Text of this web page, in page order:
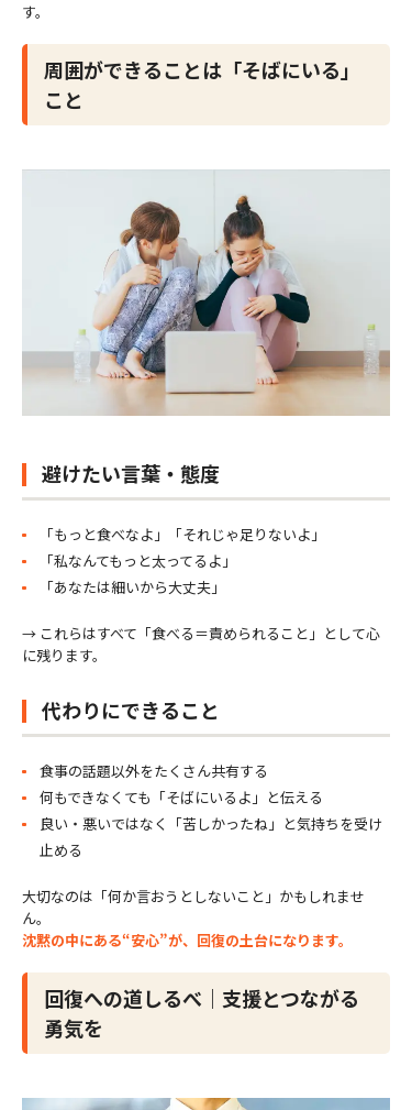
す。
周囲ができることは「そばにいる」
こと
避けたい言葉・態度
「もっと食べなよ」「それじゃ足りないよ」
「私なんてもっと太ってるよ」
「あなたは細いから大丈夫」
→ これらはすべて「食べる＝責められること」として心
に残ります。
代わりにできること
食事の話題以外をたくさん共有する
何もできなくても「そばにいるよ」と伝える
良い・悪いではなく「苦しかったね」と気持ちを受け
止める
大切なのは「何か言おうとしないこと」かもしれませ
ん。
沈黙の中にある“安心”が、回復の土台になります。
回復への道しるべ｜支援とつながる
勇気を